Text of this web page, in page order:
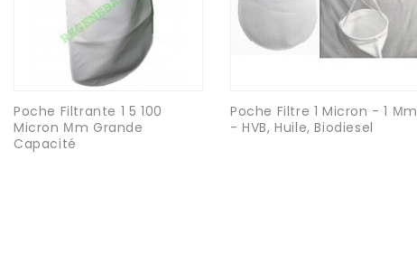
Poche Filtrante 1 5 100
Micron Μm Grande
Capacité
Poche Filtre 1 Micron - 1 Μm
- HVB, Huile, Biodiesel